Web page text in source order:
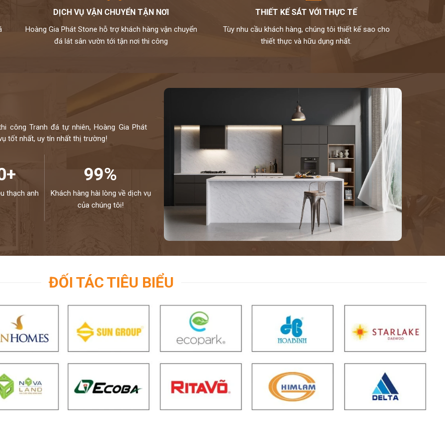
hợp cho mọi không gian.
đặt theo yêu cầu cho khách hàng nên không phải qua
khách hàng trong vòng 24h,tất cả thành phẩm của
hành cùng khách hàng.
thi công đá bàn bếp số 1 tại Hà Nội
CỦA CHÚNG TÔI - HÂN HẠNH
0972101656 - 0946916986
DỊCH VỤ VẬN CHUYỂN TẬN NƠI
Hoàng Gia Phát Stone hỗ trợ khách hàng vận chuyển
đá lát sân vườn tới tận nơi thi công
THIẾT KẾ SÁT VỚI THỰC TẾ
Tùy nhu cầu khách hàng, chúng tôi thiết kế sao cho
thiết thực và hữu dụng nhất.
công Tranh đá tự nhiên, Hoàng Gia Phát
tốt nhất, uy tín nhất thị trường!
thạch anh
99%
Khách hàng hài lòng về dịch vụ
của chúng tôi!
ĐỐI TÁC TIÊU BIỂU